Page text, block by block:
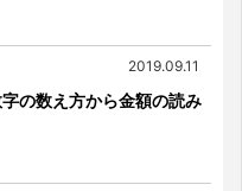
2019.09.11
字の数え方から金額の読み